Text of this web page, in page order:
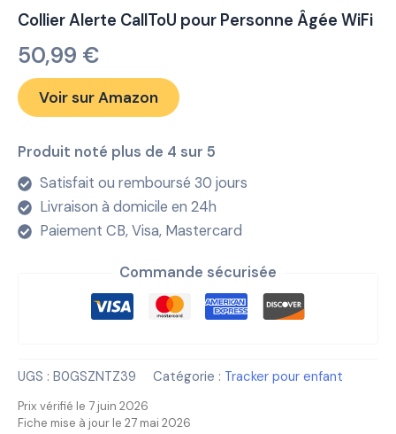
Collier Alerte CallToU pour Personne Âgée WiFi
50,99 €
Voir sur Amazon
Produit noté plus de 4 sur 5
Satisfait ou remboursé 30 jours
Livraison à domicile en 24h
Paiement CB, Visa, Mastercard
Commande sécurisée
UGS : B0GSZNTZ39 Catégorie : Tracker pour enfant
Prix vérifié le 7 juin 2026
Fiche mise à jour le 27 mai 2026